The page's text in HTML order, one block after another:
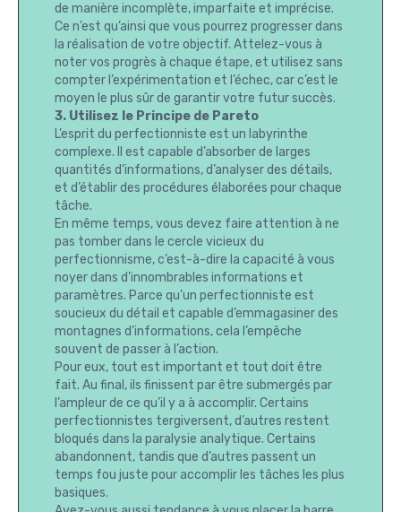
de manière incomplète, imparfaite et imprécise.
Ce n’est qu’ainsi que vous pourrez progresser dans
la réalisation de votre objectif. Attelez-vous à
noter vos progrès à chaque étape, et utilisez sans
compter l’expérimentation et l’échec, car c’est le
moyen le plus sûr de garantir votre futur succès.
3. Utilisez le Principe de Pareto
L’esprit du perfectionniste est un labyrinthe
complexe. Il est capable d’absorber de larges
quantités d’informations, d’analyser des détails,
et d’établir des procédures élaborées pour chaque
tâche.
En même temps, vous devez faire attention à ne
pas tomber dans le cercle vicieux du
perfectionnisme, c’est-à-dire la capacité à vous
noyer dans d’innombrables informations et
paramètres. Parce qu’un perfectionniste est
soucieux du détail et capable d’emmagasiner des
montagnes d’informations, cela l’empêche
souvent de passer à l’action.
Pour eux, tout est important et tout doit être
fait. Au final, ils finissent par être submergés par
l’ampleur de ce qu’il y a à accomplir. Certains
perfectionnistes tergiversent, d’autres restent
bloqués dans la paralysie analytique. Certains
abandonnent, tandis que d’autres passent un
temps fou juste pour accomplir les tâches les plus
basiques.